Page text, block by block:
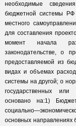
необходимые
бюджетной системы РФ
местного
для составления
момент начала
законодательстве, о
предоставляемой из
видах и объемах
системы на другой; о
государственных или
основано на:1)
основных направлениях